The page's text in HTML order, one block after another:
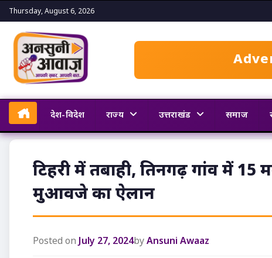
Skip
to
content
Thursday, August 6, 2026
देश-विदेश राज्य उत्तराखंड समाज
टिहरी में तबाही, तिनगढ़ गांव में
मुआवजे का ऐलान
Posted on July 27, 2024byAnsuni Awaaz